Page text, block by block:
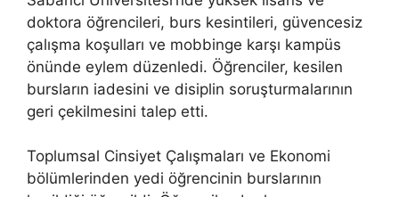
doktora öğrencileri, burs kesintileri, güvencesiz
çalışma koşulları ve mobbinge karşı kampüs
önünde eylem düzenledi. Öğrenciler, kesilen
bursların iadesini ve disiplin soruşturmalarının
geri çekilmesini talep etti.
Toplumsal Cinsiyet Çalışmaları ve Ekonomi
bölümlerinden yedi öğrencinin burslarının